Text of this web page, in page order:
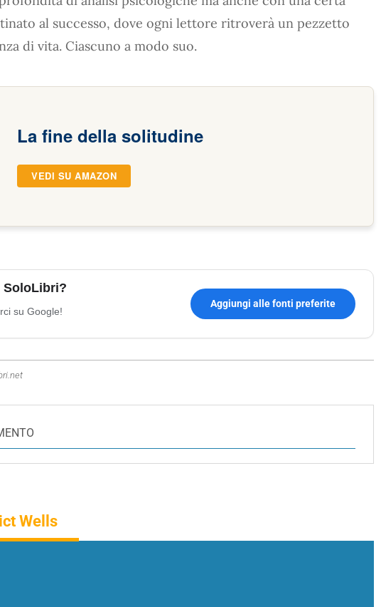
al successo, dove ogni lettore ritroverà un pezzetto
di vita. Ciascuno a modo suo.
La fine della solitudine
VEDI SU AMAZON
SoloLibri?
su Google!
Aggiungi alle fonti preferite
Wells